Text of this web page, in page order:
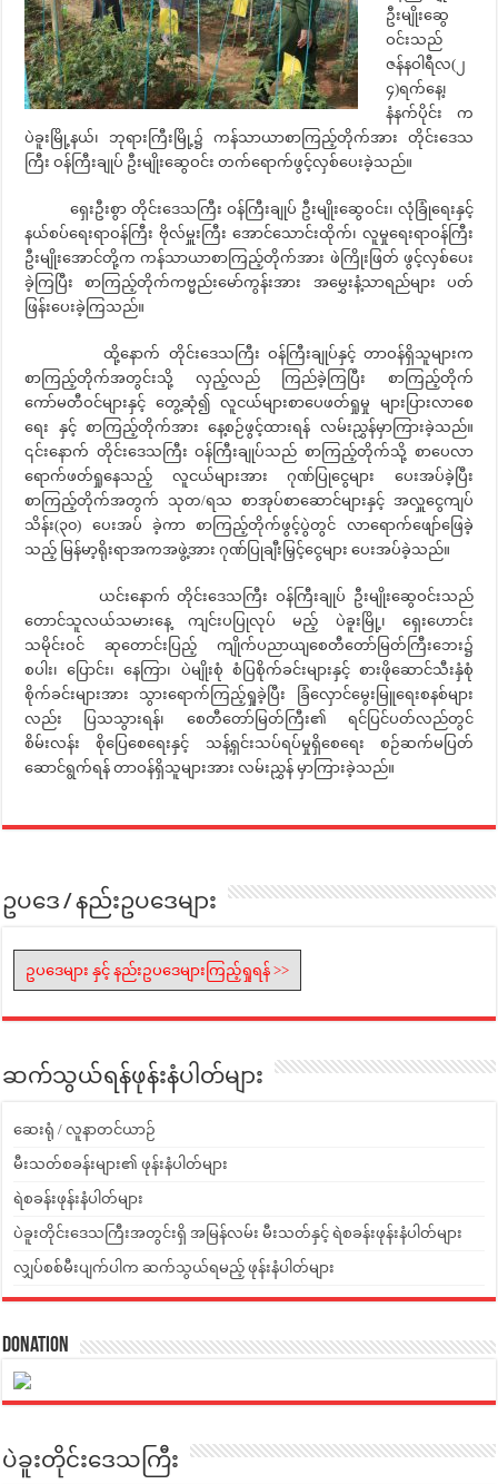
ဦးမျိုးဆွေ
ဝင်းသည်
ဇန်နဝါရီလ(၂
၄)ရက်နေ့၊
နံနက်ပိုင်း က
ပဲခူးမြို့နယ်၊ ဘုရားကြီးမြို့၌ ကန်သာယာစာကြည့်တိုက်အား တိုင်းဒေသ
ကြီး ဝန်ကြီးချုပ် ဦးမျိုးဆွေဝင်း တက်ရောက်ဖွင့်လှစ်ပေးခဲ့သည်။
ရှေးဦးစွာ တိုင်းဒေသကြီး ဝန်ကြီးချုပ် ဦးမျိုးဆွေဝင်း၊ လုံခြုံရေးနှင့်
နယ်စပ်ရေးရာဝန်ကြီး ဗိုလ်မှူးကြီး အောင်သောင်းထိုက်၊ လူမှုရေးရာဝန်ကြီး
ဦးမျိုးအောင်တို့က ကန်သာယာစာကြည့်တိုက်အား ဖဲကြိုးဖြတ် ဖွင့်လှစ်ပေး
ခဲ့ကြပြီး စာကြည့်တိုက်ကဗ္မည်းမော်ကွန်းအား အမွှေးနံ့သာရည်များ ပတ်
ဖြန်းပေးခဲ့ကြသည်။
ထို့နောက် တိုင်းဒေသကြီး ဝန်ကြီးချုပ်နှင့် တာဝန်ရှိသူများက
စာကြည့်တိုက်အတွင်းသို့ လှည့်လည် ကြည်ခဲ့ကြပြီး စာကြည့်တိုက်
ကော်မတီဝင်များနှင့် တွေ့ဆုံ၍ လူငယ်များစာပေဖတ်ရှုမှု များပြားလာစေ
ရေး နှင့် စာကြည့်တိုက်အား နေ့စဉ်ဖွင့်ထားရန် လမ်းညွှန်မှာကြားခဲ့သည်။
၎င်းနောက် တိုင်းဒေသကြီး ဝန်ကြီးချုပ်သည် စာကြည့်တိုက်သို့ စာပေလာ
ရောက်ဖတ်ရှုနေသည့် လူငယ်များအား ဂုဏ်ပြုငွေများ ပေးအပ်ခဲ့ပြီး
စာကြည့်တိုက်အတွက် သုတ/ရသ စာအုပ်စာဆောင်များနှင့် အလှူငွေကျပ်
သိန်း(၃၀) ပေးအပ် ခဲ့ကာ စာကြည့်တိုက်ဖွင့်ပွဲတွင် လာရောက်ဖျော်ဖြေခဲ့
သည့် မြန်မာ့ရိုးရာအကအဖွဲ့အား ဂုဏ်ပြုချီးမြှင့်ငွေများ ပေးအပ်ခဲ့သည်။
ယင်းနောက် တိုင်းဒေသကြီး ဝန်ကြီးချုပ် ဦးမျိုးဆွေဝင်းသည်
တောင်သူလယ်သမားနေ့ ကျင်းပပြုလုပ် မည့် ပဲခူးမြို့၊ ရှေးဟောင်း
သမိုင်းဝင် ဆုတောင်းပြည့် ကျိုက်ပညာယျစေတီတော်မြတ်ကြီးဘေး၌
စပါး၊ ပြောင်း၊ နေကြာ၊ ပဲမျိုးစုံ စံပြစိုက်ခင်းများနှင့် စားဖိုဆောင်သီးနှံစုံ
စိုက်ခင်းများအား သွားရောက်ကြည့်ရှုခဲ့ပြီး ခြံလှောင်မွေးမြူရေးစနစ်များ
လည်း ပြသသွားရန်၊ စေတီတော်မြတ်ကြီး၏ ရင်ပြင်ပတ်လည်တွင်
စိမ်းလန်း စိုပြေစေရေးနှင့် သန့်ရှင်းသပ်ရပ်မှုရှိစေရေး စဉ်ဆက်မပြတ်
ဆောင်ရွက်ရန် တာဝန်ရှိသူများအား လမ်းညွှန် မှာကြားခဲ့သည်။
ဥပဒေ / နည်းဥပဒေများ
ဥပဒေများ နှင့် နည်းဥပဒေများကြည့်ရှုရန် >>
ဆက်သွယ်ရန်ဖုန်းနံပါတ်များ
ဆေးရုံ / လူနာတင်ယာဉ်
မီးသတ်စခန်းများ၏ ဖုန်းနံပါတ်များ
ရဲစခန်းဖုန်းနံပါတ်များ
ပဲခူးတိုင်းဒေသကြီးအတွင်းရှိ အမြန်လမ်း မီးသတ်နှင့် ရဲစခန်းဖုန်းနံပါတ်များ
လျှပ်စစ်မီးပျက်ပါက ဆက်သွယ်ရမည့် ဖုန်းနံပါတ်များ
Donation
ပဲခူးတိုင်းဒေသကြီး